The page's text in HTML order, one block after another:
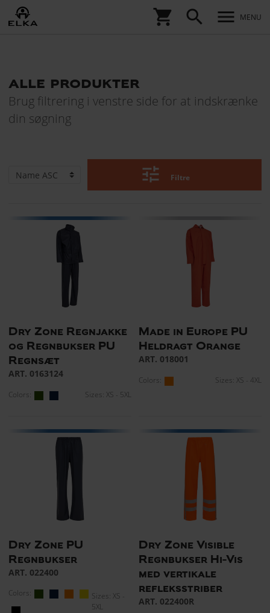
shopping_cart search menu MENU
alle produkter
Brug filtrering i venstre side for at indskrænke
din søgning
tune Filtre
Dry Zone Regnjakke
og Regnbukser PU
Regnsæt
ART. 0163124
Colors: Sizes: XS - 5XL
Made in Europe PU
Heldragt Orange
ART. 018001
Colors: Sizes: XS - 4XL
Dry Zone PU
Regnbukser
ART. 022400
Colors:
Sizes: XS -
5XL
Dry Zone Visible
Regnbukser Hi-Vis
med vertikale
refleksstriber
ART. 022400R